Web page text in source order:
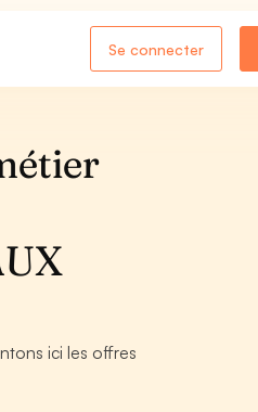
Se connecter
ici les offres